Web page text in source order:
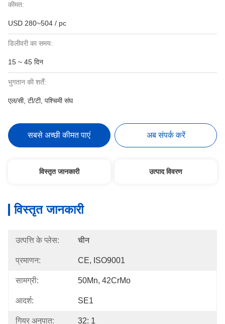
कीमत:
USD 280~504 / pc
डिलीवरी का समय:
15 ~ 45 दिन
भुगतान की शर्तें:
एल/सी, टी/टी, पश्चिमी संघ
सबसे अच्छी कीमत पाएं अब संपर्क करें
विस्तृत जानकारी उत्पाद विवरण
विस्तृत जानकारी
उत्पत्ति के प्लेस: चीन
प्रमाणन: CE, ISO9001
सामग्री: 50Mn, 42CrMo
आदर्श: SE1
गियर अनुपात: 32: 1